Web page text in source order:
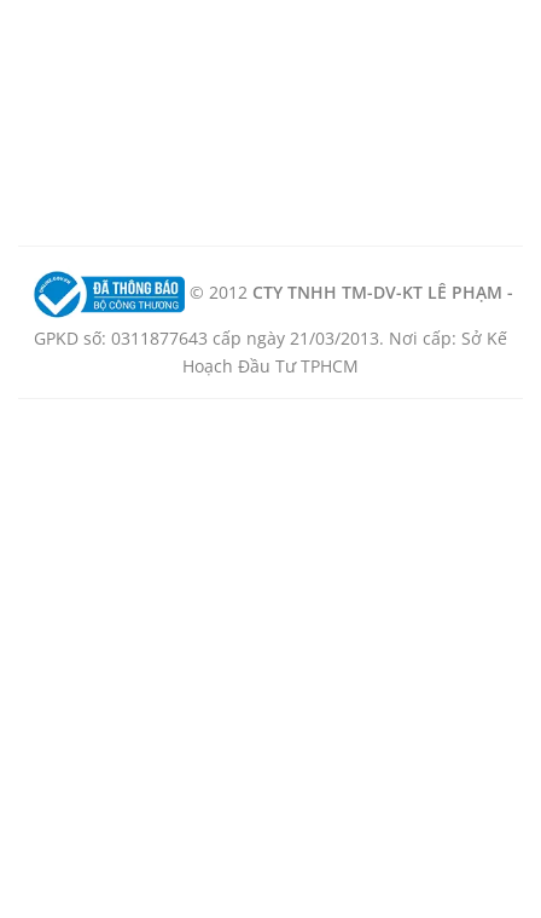
© 2012 CTY TNHH TM-DV-KT LÊ PHẠM -
GPKD số: 0311877643 cấp ngày 21/03/2013. Nơi cấp: Sở Kế
Hoạch Đầu Tư TPHCM